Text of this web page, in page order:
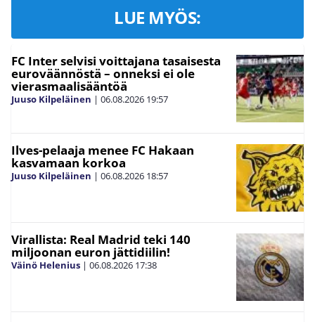
LUE MYÖS:
FC Inter selvisi voittajana tasaisesta
euroväännöstä – onneksi ei ole
vierasmaalisääntöä
Juuso Kilpeläinen | 06.08.2026 19:57
Ilves-pelaaja menee FC Hakaan
kasvamaan korkoa
Juuso Kilpeläinen | 06.08.2026 18:57
Virallista: Real Madrid teki 140
miljoonan euron jättidiilin!
Väinö Helenius | 06.08.2026 17:38